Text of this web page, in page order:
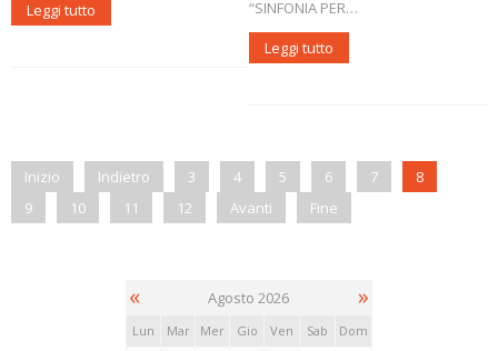
Leggi tutto
“SINFONIA PER…
Leggi tutto
Inizio Indietro 3 4 5 6 7
8
9
10 11 12 Avanti Fine
« Agosto 2026 »
Lun Mar Mer Gio Ven Sab Dom